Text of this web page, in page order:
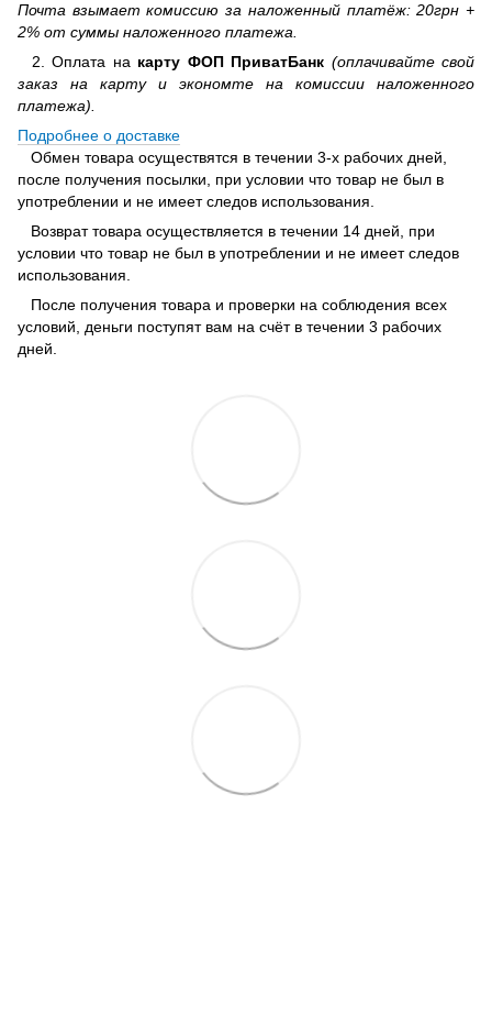
Почта взымает комиссию за наложенный платёж: 20грн +
2% от суммы наложенного платежа.
2. Оплата на карту ФОП ПриватБанк (оплачивайте свой
заказ на карту и экономте на комиссии наложенного
платежа).
Подробнее о доставке
Обмен товара осуществятся в течении 3-х рабочих дней,
после получения посылки, при условии что товар не был в
употреблении и не имеет следов использования.
Возврат товара осуществляется в течении 14 дней, при
условии что товар не был в употреблении и не имеет следов
использования.
После получения товара и проверки на соблюдения всех
условий, деньги поступят вам на счёт в течении 3 рабочих
дней.